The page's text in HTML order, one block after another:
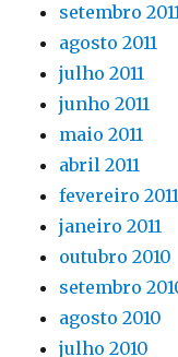
setembro
agosto 2011
julho 2011
junho 2011
maio 2011
abril 2011
fevereiro 2011
janeiro 2011
outubro 2010
setembro
agosto 2010
julho 2010